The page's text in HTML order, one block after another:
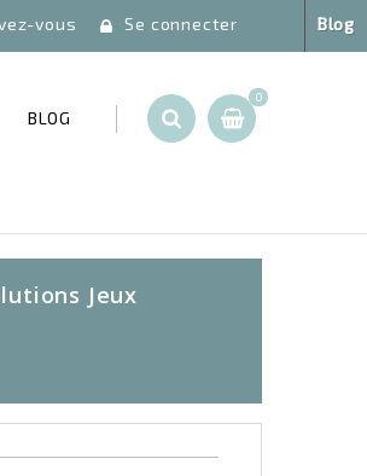
Blog
vous Se connecter
0
BLOG
Jeux